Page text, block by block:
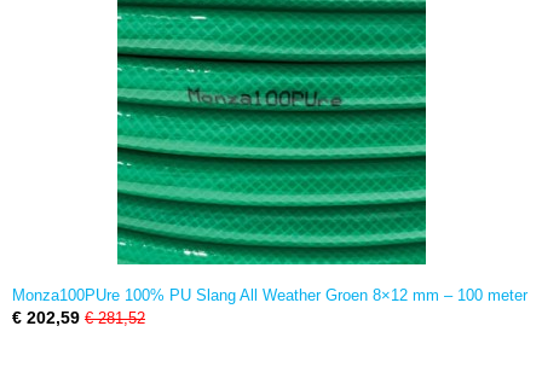
Monza100PUre 100% PU Slang All Weather Groen 8×12 mm – 100 meter
€ 202,59 € 281,52